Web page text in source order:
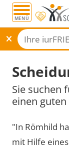
MENÜ
Sie suchen
einen
"In Römhild
mit Hilfe